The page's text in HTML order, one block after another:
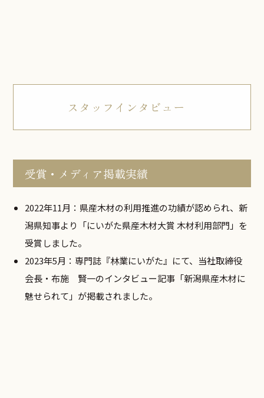
スタッフインタビュー
受賞・メディア掲載実績
2022年11月：県産木材の利用推進の功績が認められ、新
潟県知事より「にいがた県産木材大賞 木材利用部門」を
受賞しました。
2023年5月：専門誌『林業にいがた』にて、当社取締役
会長・布施 賢一のインタビュー記事「新潟県産木材に
魅せられて」が掲載されました。